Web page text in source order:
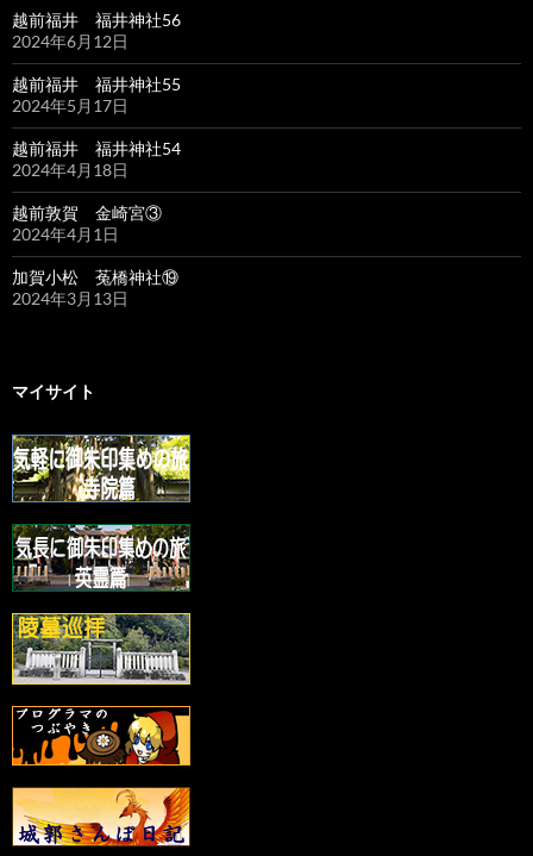
越前福井 福井神社56
2024年6月12日
越前福井 福井神社55
2024年5月17日
越前福井 福井神社54
2024年4月18日
越前敦賀 金崎宮③
2024年4月1日
加賀小松 菟橋神社⑲
2024年3月13日
マイサイト